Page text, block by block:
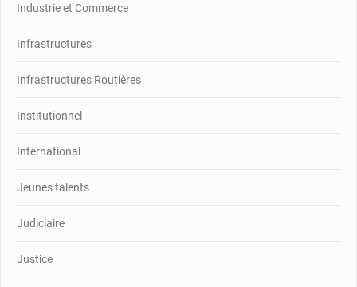
Industrie et Commerce
Infrastructures
Infrastructures Routières
Institutionnel
International
Jeunes talents
Judiciaire
Justice